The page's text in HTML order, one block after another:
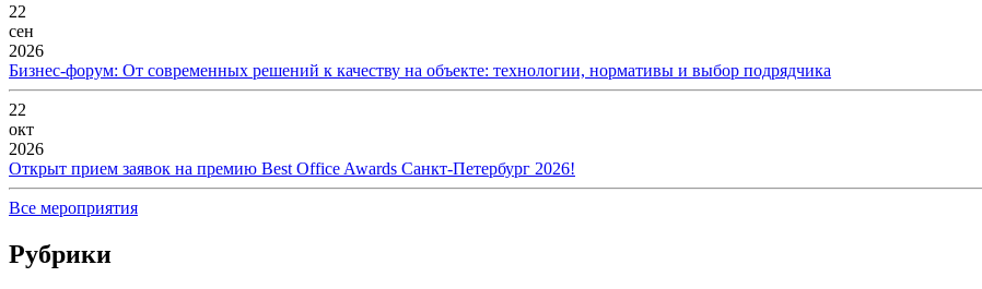
22
сен
2026
Бизнес-форум: От современных решений к качеству на объекте: технологии, нормативы и выбор подрядчика
22
окт
2026
Открыт прием заявок на премию Best Office Awards Санкт-Петербург 2026!
Все мероприятия
Рубрики